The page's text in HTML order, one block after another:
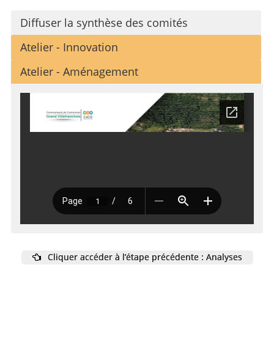
Diffuser la synthèse des comités
Atelier - Innovation
Atelier - Aménagement
Cliquer accéder à l’étape précédente : Analyses